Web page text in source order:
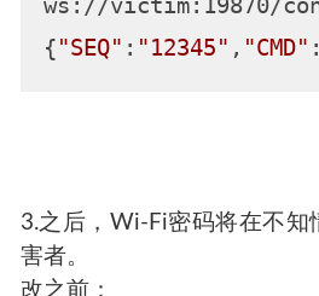
2.发送以下命令